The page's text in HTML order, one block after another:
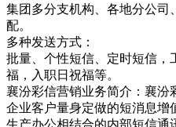
集团多分支机构、各地分公司
配。
多种发送方式：
批量、个性短信、定时短信，
福，入职日祝福等。
襄汾彩信营销业务简介：襄汾
企业客户量身定做的短消息增
生产办公相结合的内部短信通